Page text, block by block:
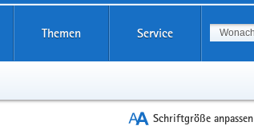
Themen Service
Schriftgröße anpassen